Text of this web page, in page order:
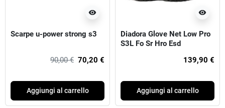
visibility
Scarpe u-power strong s3
90,00 € 70,20 €
Aggiungi al carrello
visibility
Diadora Glove Net Low Pro
S3L Fo Sr Hro Esd
139,90 €
Aggiungi al carrello